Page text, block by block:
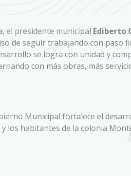
el presidente municipal Ediberto
de seguir trabajando con paso
se logra con unidad y
con más obras, más
Municipal fortalece el
y los habitantes de la colonia